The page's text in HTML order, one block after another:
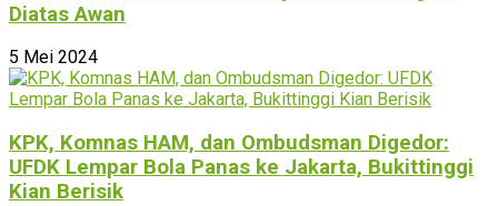
Diatas Awan
5 Mei 2024
KPK, Komnas HAM, dan Ombudsman Digedor:
UFDK Lempar Bola Panas ke Jakarta, Bukittinggi
Kian Berisik